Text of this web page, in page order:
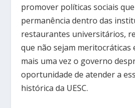
promover políticas sociais
permanência dentro das
restaurantes universitários,
que não sejam meritocráticas
mais uma vez o governo
oportunidade de atender a
histórica da UESC.